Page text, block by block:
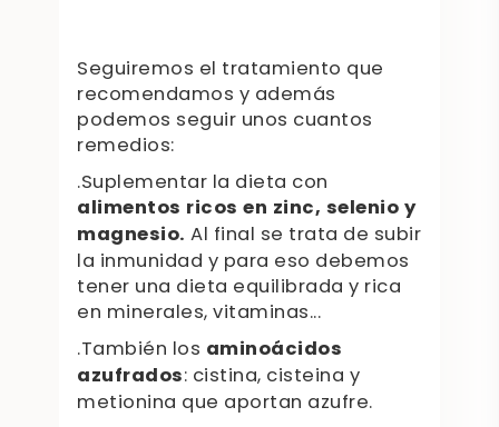
Seguiremos el tratamiento que
recomendamos y además
podemos seguir unos cuantos
remedios:
.Suplementar la dieta con
alimentos ricos en zinc, selenio y
magnesio. Al final se trata de subir
la inmunidad y para eso debemos
tener una dieta equilibrada y rica
en minerales, vitaminas...
.También los aminoácidos
azufrados: cistina, cisteina y
metionina que aportan azufre.